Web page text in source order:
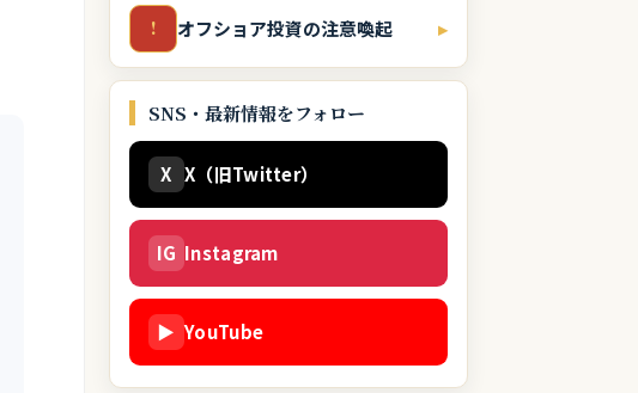
! オフショア投資の注意喚起 ▸
SNS・最新情報をフォロー
X X（旧Twitter）
IG Instagram
▶ YouTube